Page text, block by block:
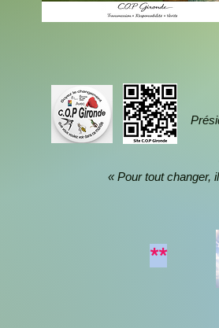
« Pour tout changer,
**